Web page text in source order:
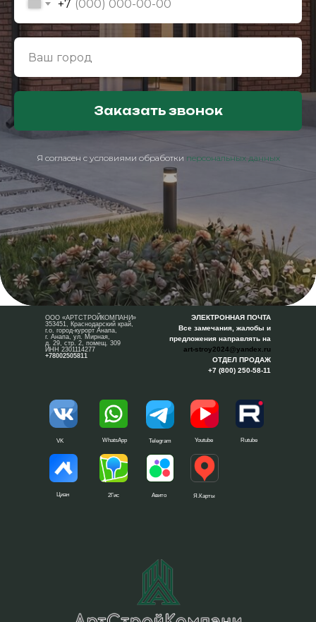
+7
Заказать звонок
Я согласен с условиями обработки персональных данных
Youtube
WhatsApp
VK Telegram
Авито Я.Карты
Rutube
Циан 2Гис
ООО «АРТСТРОЙКОМПАНИ»
353451, Краснодарский край,
г.о. город-курорт Анапа,
г. Анапа, ул. Мирная,
д. 29, стр. 2, помещ. 309
ИНН 2301114277
+78002505811
ЭЛЕКТРОННАЯ ПОЧТА
Все замечания, жалобы и
предложения направлять на
art-stroy2024@yandex.ru
ОТДЕЛ ПРОДАЖ
+7 (800) 250-58-11